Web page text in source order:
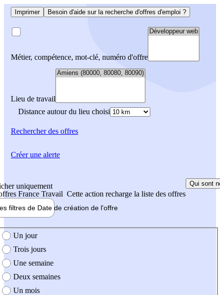
Imprimer Besoin d'aide sur la recherche d'offres d'emploi ?
Métier, compétence, mot-clé, numéro d'offre
Lieu de travail
Distance autour du lieu choisi
Rechercherdes offres
uniquement
France Travail Cette action recharge la liste des offres
Qui sont
filtres de Date de création de l'offre
création de l'offre
Un jour
Trois jours
Une semaine
Deux semaines
Un mois
Créer une alerte